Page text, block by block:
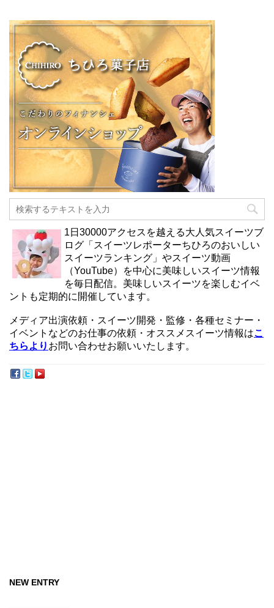
1日30000アクセスを越える大人気スイーツブ
ログ「スイーツレポーターちひろのおいしい
スイーツランキング」やスイーツ動画
（YouTube）を中心に美味しいスイーツ情報
を毎日配信。美味しいスイーツを楽しむイベ
ントも定期的に開催しています。
メディア出演依頼・スイーツ開発・監修・各種セミナー・
イベントなどのお仕事の依頼・オススメスイーツ情報はこ
ちらより お問い合わせお願いいたします。
NEW ENTRY